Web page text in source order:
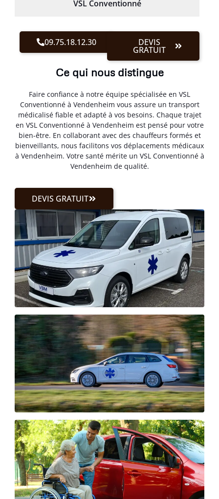
VSL Conventionné
09.75.18.12.30 DEVIS
GRATUIT
Ce qui nous distingue
Faire confiance à notre équipe spécialisée en VSL
Conventionné à Vendenheim vous assure un transport
médicalisé fiable et adapté à vos besoins. Chaque trajet
en VSL Conventionné à Vendenheim est pensé pour votre
bien-être. En collaborant avec des chauffeurs formés et
bienveillants, nous facilitons vos déplacements médicaux
à Vendenheim. Votre santé mérite un VSL Conventionné à
Vendenheim de qualité.
DEVIS GRATUIT